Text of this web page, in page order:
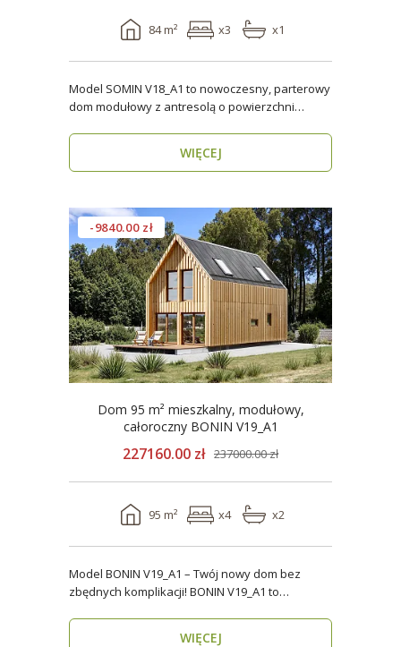
84 m² x3 x1
Model SOMIN V18_A1 to nowoczesny, parterowy
dom modułowy z antresolą o powierzchni
WIĘCEJ
-9840.00 zł
Dom 95 m² mieszkalny, modułowy,
całoroczny BONIN V19_A1
227160.00 zł 237000.00 zł
95 m² x4 x2
Model BONIN V19_A1 – Twój nowy dom bez
zbędnych komplikacji! BONIN V19_A1 to
WIĘCEJ